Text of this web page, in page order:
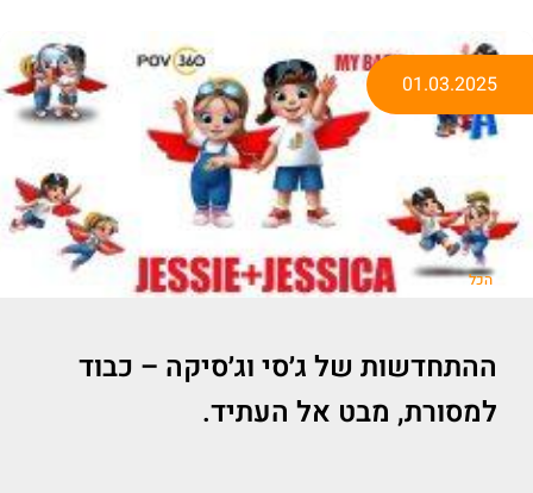
הכל
ההתחדשות של ג׳סי וג׳סיקה – כבוד
למסורת, מבט אל העתיד.
01.03.2025